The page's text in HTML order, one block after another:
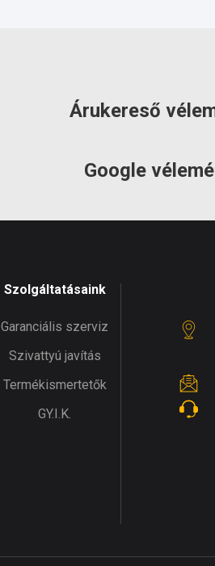
Árukereső
Google
Szolgáltatásaink
Garanciális szerviz
Szivattyú javítás
Termékismertetők
GY.I.K.